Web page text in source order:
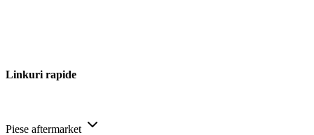
Linkuri rapide
Piese aftermarket